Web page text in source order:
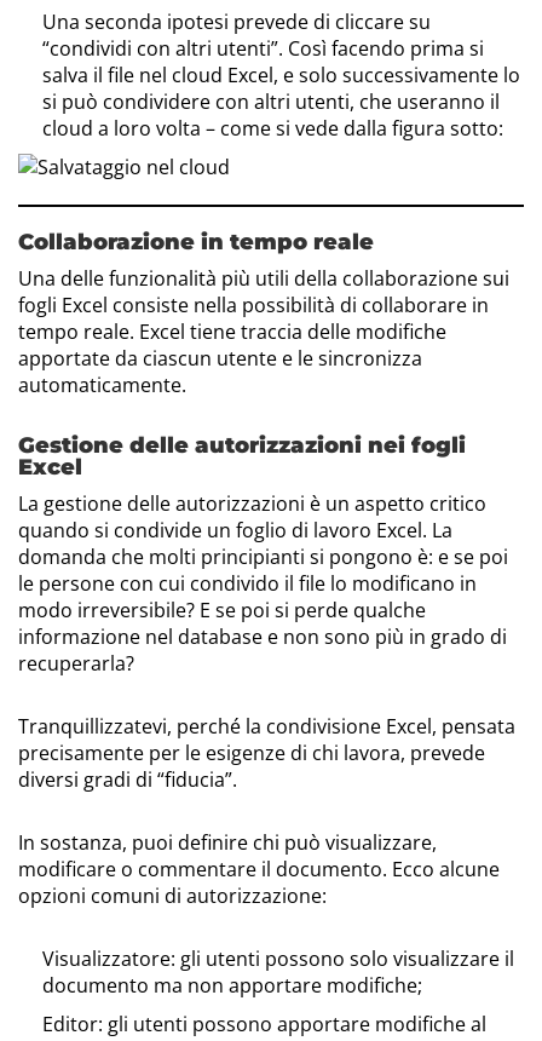
Una seconda ipotesi prevede di cliccare su
“condividi con altri utenti”. Così facendo prima si
salva il file nel cloud Excel, e solo successivamente lo
si può condividere con altri utenti, che useranno il
cloud a loro volta – come si vede dalla figura sotto:
Collaborazione in tempo reale
Una delle funzionalità più utili della collaborazione sui
fogli Excel consiste nella possibilità di collaborare in
tempo reale. Excel tiene traccia delle modifiche
apportate da ciascun utente e le sincronizza
automaticamente.
Gestione delle autorizzazioni nei fogli
Excel
La gestione delle autorizzazioni è un aspetto critico
quando si condivide un foglio di lavoro Excel. La
domanda che molti principianti si pongono è: e se poi
le persone con cui condivido il file lo modificano in
modo irreversibile? E se poi si perde qualche
informazione nel database e non sono più in grado di
recuperarla?
Tranquillizzatevi, perché la condivisione Excel, pensata
precisamente per le esigenze di chi lavora, prevede
diversi gradi di “fiducia”.
In sostanza, puoi definire chi può visualizzare,
modificare o commentare il documento. Ecco alcune
opzioni comuni di autorizzazione:
Visualizzatore: gli utenti possono solo visualizzare il
documento ma non apportare modifiche;
Editor: gli utenti possono apportare modifiche al